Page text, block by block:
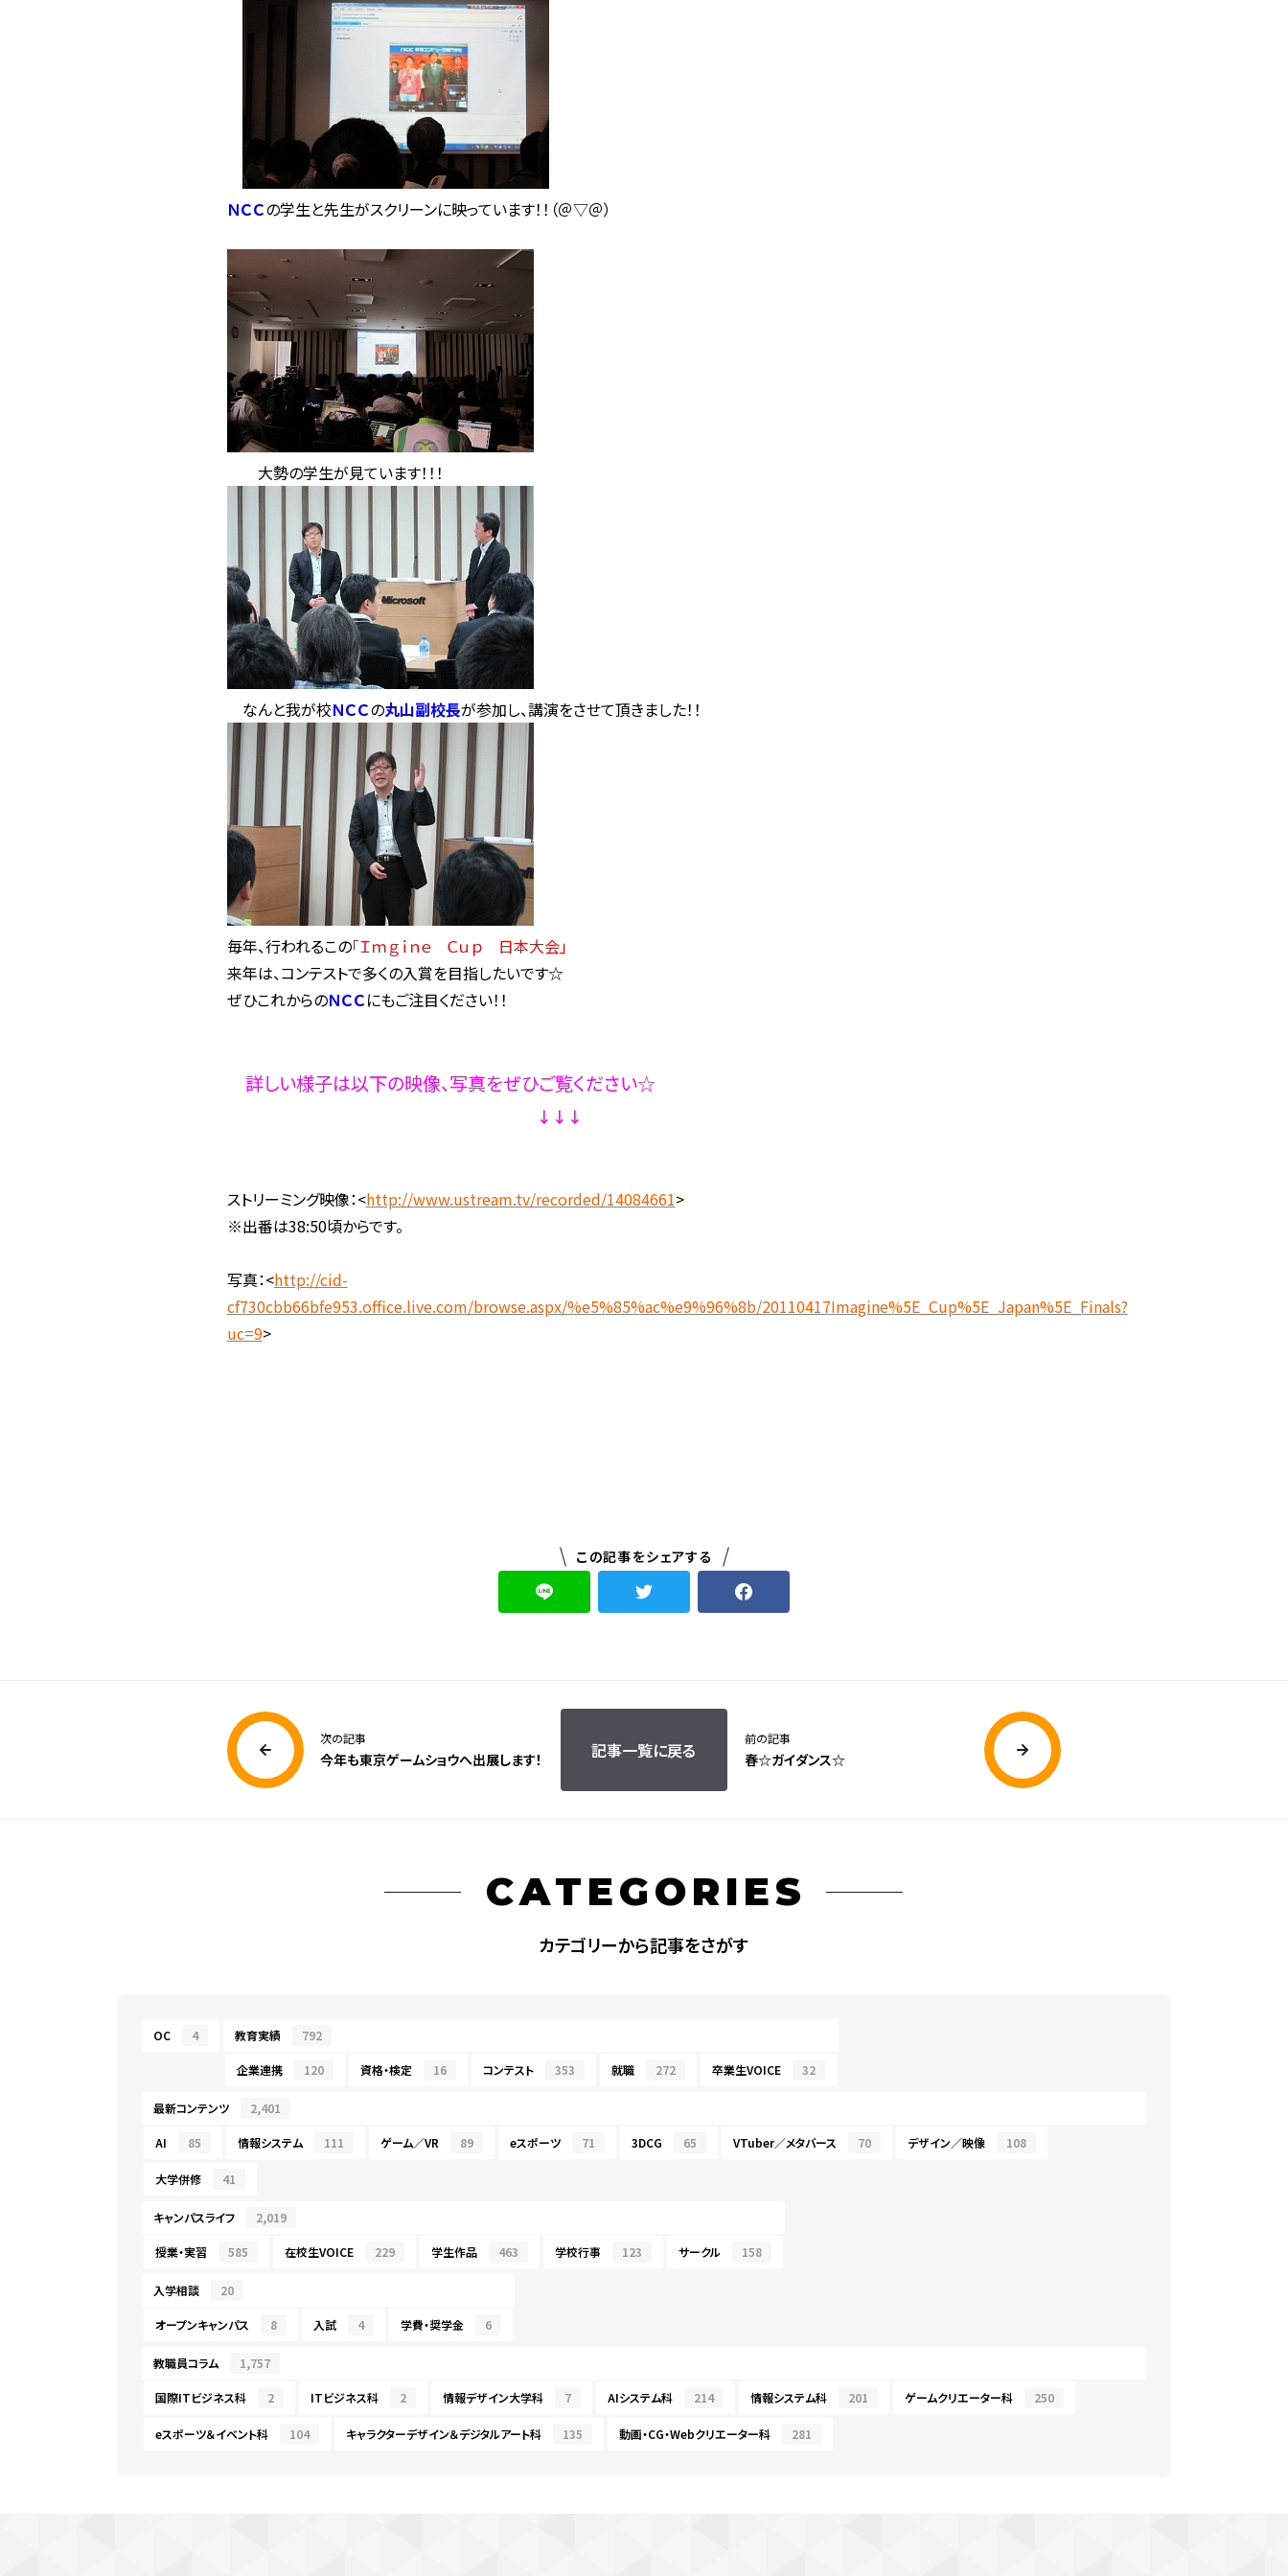
ＮＣＣの学生と先生がスクリーンに映っています！！（＠▽＠）
大勢の学生が見ています！！！
なんと我が校ＮＣＣの丸山副校長が参加し、講演をさせて頂きました！！
毎年、行われるこの「Ｉｍｇｉｎｅ Ｃｕｐ 日本大会」
来年は、コンテストで多くの入賞を目指したいです☆
ぜひこれからのＮＣＣにもご注目ください！！
詳しい様子は以下の映像、写真をぜひご覧ください☆
↓↓↓
ストリーミング映像：<http://www.ustream.tv/recorded/14084661>
※出番は38:50頃からです。
写真：<http://cid-
cf730cbb66bfe953.office.live.com/browse.aspx/%e5%85%ac%e9%96%8b/20110417Imagine%5E_Cup%5E_Japan%5E_Finals?
uc=9>
この記事をシェアする
次の記事
今年も東京ゲームショウへ出展します！ 記事一覧に戻る
前の記事
春☆ガイダンス☆
CATEGORIES
カテゴリーから記事をさがす
OC 4 教育実績 792
企業連携 120 資格・検定 16 コンテスト 353 就職 272 卒業生VOICE 32
最新コンテンツ 2,401
AI 85 情報システム 111 ゲーム／VR 89 eスポーツ 71 3DCG 65 VTuber／メタバース 70 デザイン／映像 108
大学併修 41
キャンパスライフ 2,019
授業・実習 585 在校生VOICE 229 学生作品 463 学校行事 123 サークル 158
入学相談 20
オープンキャンパス 8 入試 4 学費・奨学金 6
教職員コラム 1,757
国際ITビジネス科 2 ITビジネス科 2 情報デザイン大学科 7 AIシステム科 214 情報システム科 201 ゲームクリエーター科 250
eスポーツ＆イベント科 104 キャラクターデザイン＆デジタルアート科 135 動画・CG・Webクリエーター科 281